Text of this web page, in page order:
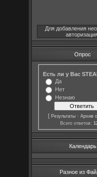
Для добавления
Опрос
Есть ли у Вас
Да
Нет
Незнаю
[Результаты ·Архив
Всего ответов:
Календарь
Разное из